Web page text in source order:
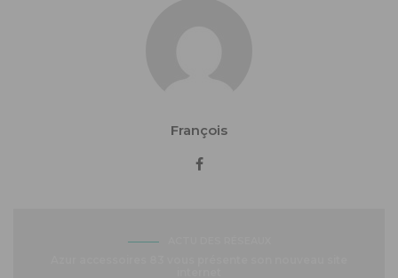
François